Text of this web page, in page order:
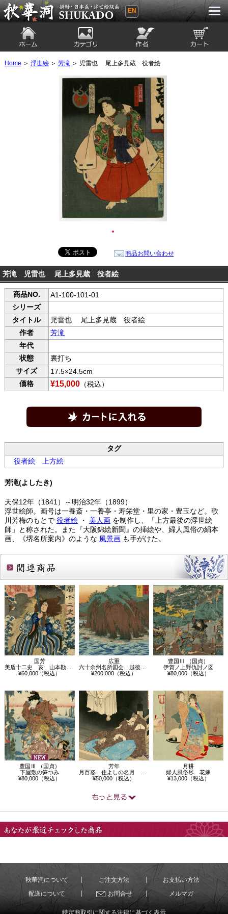
秋華洞 SHUKADO 掛軸・日本画・浮世
EN
Home ＞ 浮世絵＞ 芳滝＞ 児雷也 尾上多見蔵 役者絵
●
商品お問い合わせ
芳滝 児雷也 尾上多見蔵 役者絵
商品NO.
A1-100-101-01
シリーズ
タイトル
児雷也 尾上多見蔵 役者絵
作者
芳滝
年代
状態
裏打ち
サイズ
17.5×24.5cm
価格
¥15,000（税込）
タグ
役者絵上方絵
芳滝(よしたき)
天保12年（1841）～明治32年（1899）
浮世絵師。画号は一養斎・一養亭・寿栄堂・里の家・豊玉など。歌
川芳梅のもとで 役者絵・ 美人画を制作し、「上方最後の浮世絵
師」と称された。また『大阪錦絵新聞』の挿絵や、婦人風俗の絹本
画、《堺名所案内》のような 風景画も手がけた。
関連商品
国芳
美盾十二史 亥 山本勘助晴吉
¥60,000（税込）
広重
六十余州名所図会 越後 親しらず
¥200,000（税込）
豊国Ⅲ （国貞）
伊賀ノ上野仇討ノ図
¥80,000（税込）
豊国Ⅲ （国貞）
下屋敷の笋つみ
¥80,000（税込）
芳年
月百姿 住よしの名月 定家卿
¥50,000（税込）
月耕
婦人風俗尽 花嫁
¥13,000（税込）
秋華洞について ご注文方法
お支払い方法
配送について
お問合せ メルマガ